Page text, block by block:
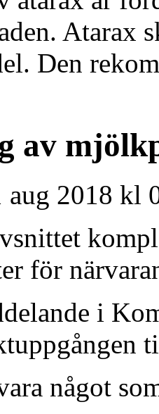
Atarax
Den
av
aug 2018 kl
för
i
något